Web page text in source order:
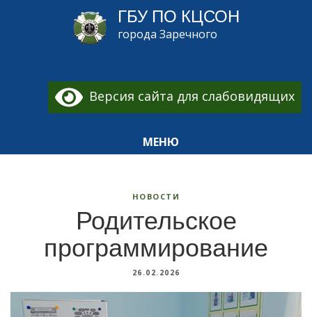
ГБУ ПО КЦСОН
города Заречного
Версия сайта для слабовидящих
МЕНЮ
НОВОСТИ
Родительское
программирование
26.02.2026